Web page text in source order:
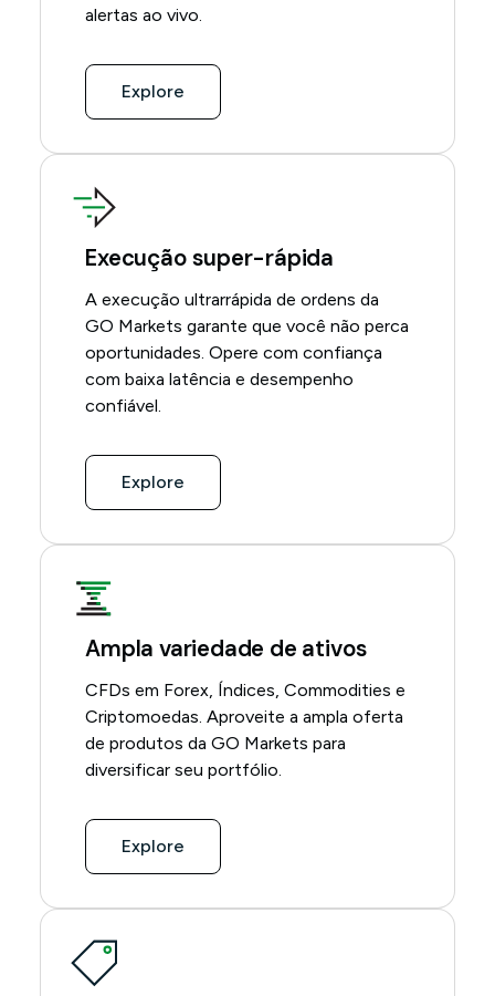
alertas ao vivo.
Explore
Execução super-rápida
A execução ultrarrápida de ordens da
GO Markets garante que você não perca
oportunidades. Opere com confiança
com baixa latência e desempenho
confiável.
Explore
Ampla variedade de ativos
CFDs em Forex, Índices, Commodities e
Criptomoedas. Aproveite a ampla oferta
de produtos da GO Markets para
diversificar seu portfólio.
Explore